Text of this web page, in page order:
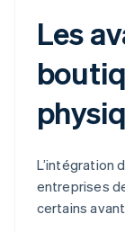
Les
L’intégration
entreprises
certains